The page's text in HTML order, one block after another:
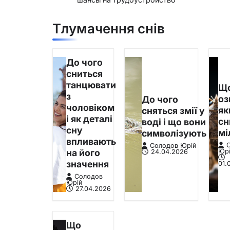
Тлумачення снів
До чого
сниться
танцювати
з
чоловіком
і як деталі
сну
впливають
на його
значення
Солодов
Юрій
27.04.2026
До чого
сняться змії у
воді і що вони
символізують
Солодов Юрій
24.04.2026
Що